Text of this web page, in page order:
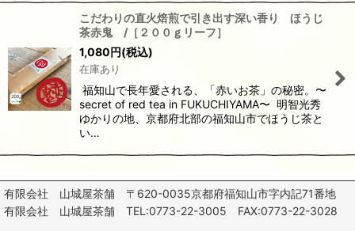
こだわりの直火焙煎で引き出す深い香り ほうじ
茶赤鬼 /［２００ｇリーフ］
1,080円(税込)
在庫あり
福知山で長年愛される、「赤いお茶」の秘密。〜
secret of red tea in FUKUCHIYAMA〜 明智光秀
ゆかりの地、京都府北部の福知山市でほうじ茶と
い…
有限会社 山城屋茶舗 〒620-0035京都府福知山市字内記71番地
有限会社 山城屋茶舗 TEL:0773-22-3005 FAX:0773-22-3028